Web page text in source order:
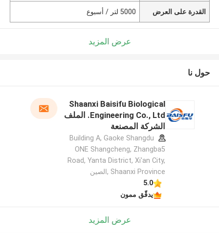
القدرة على العرض 5000 لتر / أسبوع
عرض المزيد
حول نا
Shaanxi Baisifu Biological
Engineering Co., Ltd. الملف
الشركة المصنعة
Building A, Gaoke Shangdu
ONE Shangcheng, Zhangba5
Road, Yanta District, Xi'an City,
Shaanxi Province ,الصين
5.0
يدقّق ممون
عرض المزيد